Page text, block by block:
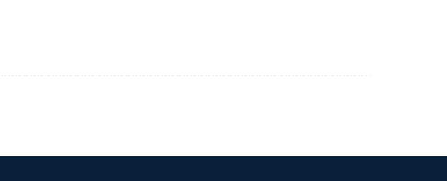
«ребрами», которые работают по тому же
которые контролируют положение и